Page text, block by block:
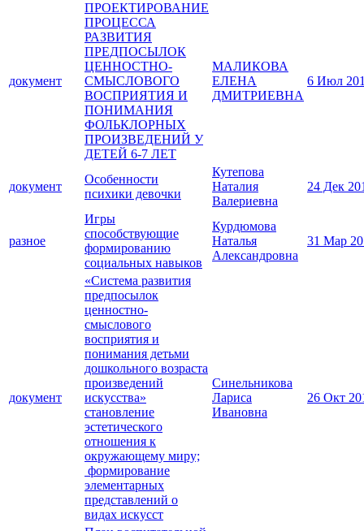
документ
ПРОЕКТИРОВАНИЕ
ПРОЦЕССА
РАЗВИТИЯ
ПРЕДПОСЫЛОК
ЦЕННОСТНО-
СМЫСЛОВОГО
ВОСПРИЯТИЯ И
ПОНИМАНИЯ
ФОЛЬКЛОРНЫХ
ПРОИЗВЕДЕНИЙ У
ДЕТЕЙ 6-7 ЛЕТ
МАЛИКОВА
ЕЛЕНА
ДМИТРИЕВНА
6 Июл
документ
Особенности
психики девочки
Кутепова
Наталия
Валериевна
24 Дек
разное
Игры
способствующие
формированию
социальных навыков
Курдюмова
Наталья
Александровна
31 Мар
документ
«Система развития
предпосылок
ценностно-
смыслового
восприятия и
понимания детьми
дошкольного возраста
произведений
искусства»
становление
эстетического
отношения к
окружающему миру;
формирование
элементарных
представлений о
видах искусст
Синельникова
Лариса
Ивановна
26 Окт